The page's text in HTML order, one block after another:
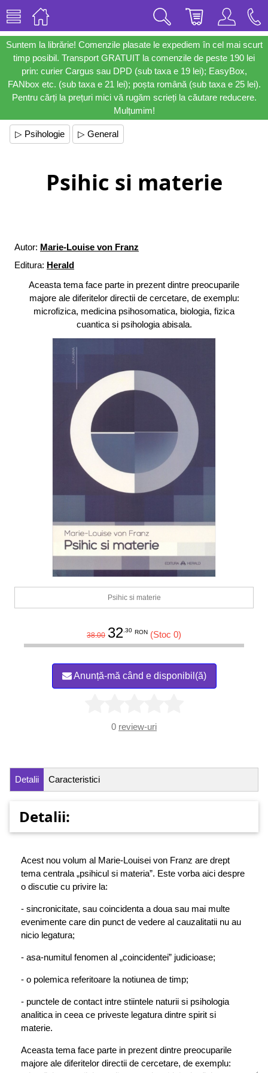
Suntem la librărie! Comenzile plasate le expediem în cel mai scurt
timp posibil. Transport GRATUIT la comenzile de peste 190 lei
prin: curier Cargus sau DPD (sub taxa e 19 lei); EasyBox,
FANbox etc. (sub taxa e 21 lei); poșta română (sub taxa e 25 lei).
Pentru cărți la prețuri mici vă rugăm scrieți la căutare reducere.
Mulțumim!
▷ Psihologie ▷ General
Psihic si materie
Autor: Marie-Louise von Franz
Editura: Herald
Aceasta tema face parte in prezent dintre preocuparile
majore ale diferitelor directii de cercetare, de exemplu:
microfizica, medicina psihosomatica, biologia, fizica
cuantica si psihologia abisala.
Psihic si materie
38.00 32.30 RON (Stoc 0)
Anunță-mă când e disponibil(ă)
0 review-uri
Detalii Caracteristici
Detalii:
Acest nou volum al Marie-Louisei von Franz are drept
tema centrala „psihicul si materia”. Este vorba aici despre
o discutie cu privire la:
- sincronicitate, sau coincidenta a doua sau mai multe
evenimente care din punct de vedere al cauzalitatii nu au
nicio legatura;
- asa-numitul fenomen al „coincidentei” judicioase;
- o polemica referitoare la notiunea de timp;
- punctele de contact intre stiintele naturii si psihologia
analitica in ceea ce priveste legatura dintre spirit si
materie.
Aceasta tema face parte in prezent dintre preocuparile
majore ale diferitelor directii de cercetare, de exemplu: